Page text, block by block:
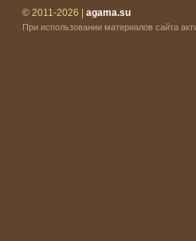
© 2011-2026 | agama.su
При использовании материалов сайта